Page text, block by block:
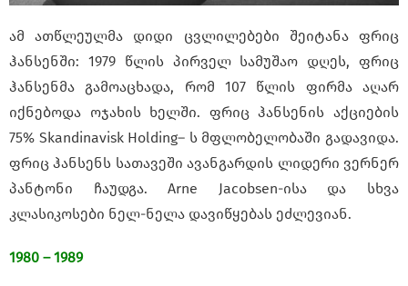
ამ ათწლეულმა დიდი ცვლილებები შეიტანა ფრიც
ჰანსენში: 1979 წლის პირველ სამუშაო დღეს, ფრიც
ჰანსენმა გამოაცხადა, რომ 107 წლის ფირმა აღარ
იქნებოდა ოჯახის ხელში. ფრიც ჰანსენის აქციების
75% Skandinavisk Holding– ს მფლობელობაში გადავიდა.
ფრიც ჰანსენს სათავეში ავანგარდის ლიდერი ვერნერ
პანტონი ჩაუდგა. Arne Jacobsen-ისა და სხვა
კლასიკოსები ნელ-ნელა დავიწყებას ეძლევიან.
1980 – 1989